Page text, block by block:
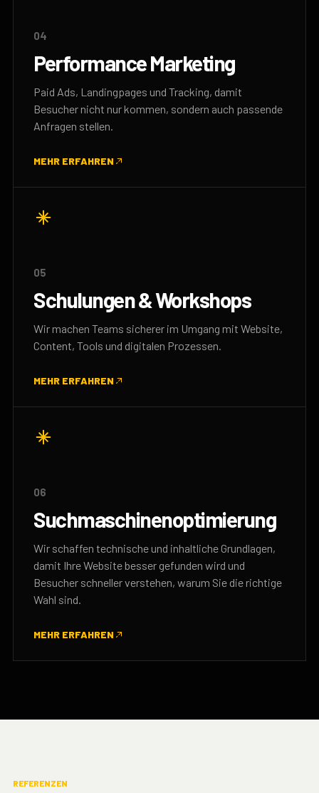
04
Performance Marketing
Paid Ads, Landingpages und Tracking, damit
Besucher nicht nur kommen, sondern auch passende
Anfragen stellen.
MEHR ERFAHREN
05
Schulungen & Workshops
Wir machen Teams sicherer im Umgang mit Website,
Content, Tools und digitalen Prozessen.
MEHR ERFAHREN
06
Suchmaschinenoptimierung
Wir schaffen technische und inhaltliche Grundlagen,
damit Ihre Website besser gefunden wird und
Besucher schneller verstehen, warum Sie die richtige
Wahl sind.
MEHR ERFAHREN
REFERENZEN